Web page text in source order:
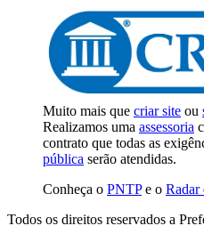
Muito mais que criar site ou
Realizamos uma assessoria
contrato que todas as
pública serão atendidas.
Conheça o PNTPe o Radar
Todos os direitos reservados a